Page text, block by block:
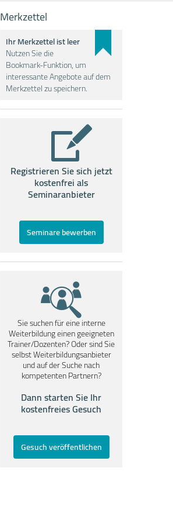
Merkzettel
Ihr Merkzettel ist leer
Nutzen Sie die
Bookmark-Funktion, um
interessante Angebote auf dem
Merkzettel zu speichern.
Registrieren Sie sich jetzt
kostenfrei als
Seminaranbieter
Seminare bewerben
Sie suchen für eine interne
Weiterbildung einen geeigneten
Trainer/Dozenten? Oder sind Sie
selbst Weiterbildungsanbieter
und auf der Suche nach
kompetenten Partnern?
Dann starten Sie Ihr
kostenfreies Gesuch
Gesuch veröffentlichen